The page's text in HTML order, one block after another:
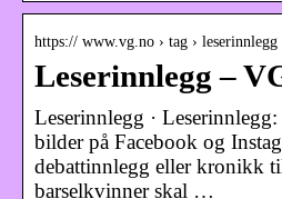
https:// www.vg.no › tag › leserinnlegg
Leserinnlegg –
Leserinnlegg ·
bilder på Facebook og
debattinnlegg eller kronikk
barselkvinner skal …